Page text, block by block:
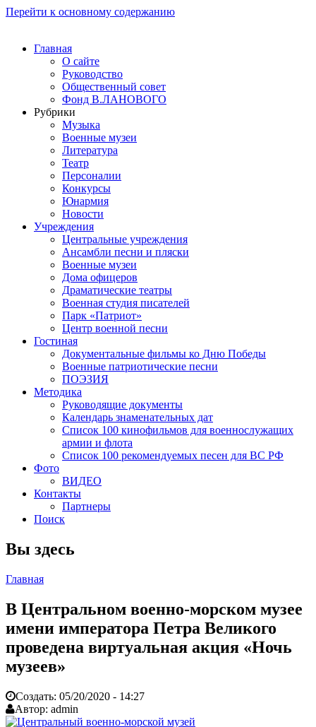
Перейти к основному содержанию
Главная
О сайте
Руководство
Общественный совет
Фонд В.ЛАНОВОГО
Рубрики
Музыка
Военные музеи
Литература
Театр
Персоналии
Конкурсы
Юнармия
Новости
Учреждения
Центральные учреждения
Ансамбли песни и пляски
Военные музеи
Дома офицеров
Драматические театры
Военная студия писателей
Парк «Патриот»
Центр военной песни
Гостиная
Документальные фильмы ко Дню Победы
Военные патриотические песни
ПОЭЗИЯ
Методика
Руководящие документы
Календарь знаменательных дат
Список 100 кинофильмов для военнослужащих
армии и флота
Список 100 рекомендуемых песен для ВС РФ
Фото
ВИДЕО
Контакты
Партнеры
Поиск
Вы здесь
Главная
В Центральном военно-морском музее
имени императора Петра Великого
проведена виртуальная акция «Ночь
музеев»
Создать: 05/20/2020 - 14:27
Автор: admin